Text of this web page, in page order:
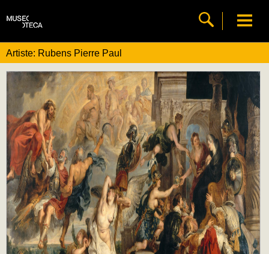
Artiste: Rubens Pierre Paul